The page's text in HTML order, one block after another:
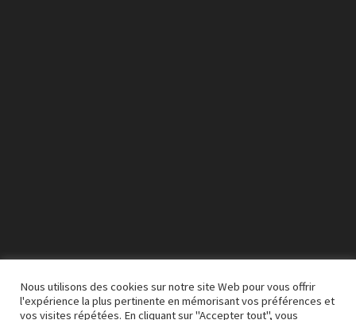
Nous utilisons des cookies sur notre site Web pour vous offrir
l'expérience la plus pertinente en mémorisant vos préférences et
vos visites répétées. En cliquant sur "Accepter tout", vous